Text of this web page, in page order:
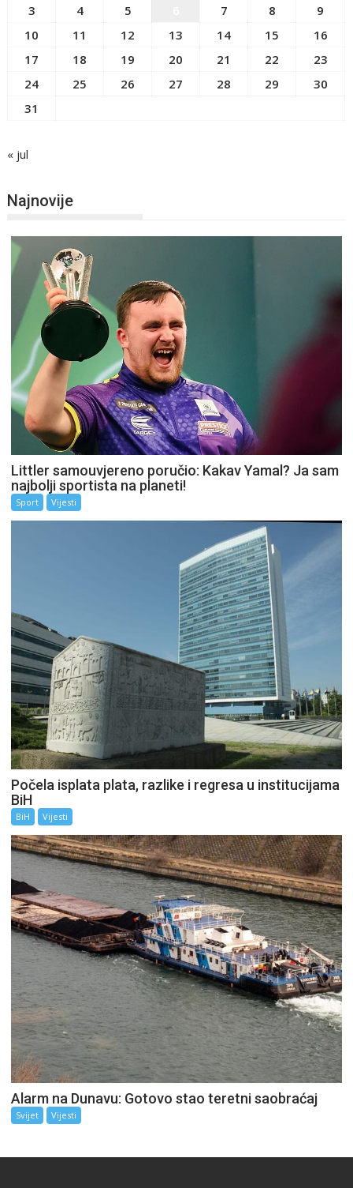
3
4 5 7 8
9
10
11 12 13 14 15
16
17
18 19 20 21 22
23
24
25 26 27 28 29
30
31
« jul
Najnovije
Littler samouvjereno poručio: Kakav Yamal? Ja sam
najbolji sportista na planeti!
Sport Vijesti
Počela isplata plata, razlike i regresa u institucijama
BiH
BiH Vijesti
Alarm na Dunavu: Gotovo stao teretni saobraćaj
Svijet Vijesti